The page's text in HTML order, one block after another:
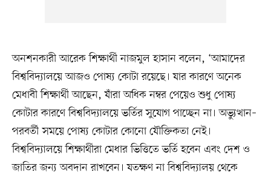
অনশনকারী আরেক শিক্ষার্থী নাজমুল হাসান বলেন, ‘আমাদের
বিশ্ববিদ্যালয়ে আজও পোষ্য কোটা রয়েছে। যার কারণে অনেক
মেধাবী শিক্ষার্থী আছেন, যাঁরা অধিক নম্বর পেয়েও শুধু পোষ্য
কোটার কারণে বিশ্ববিদ্যালয়ে ভর্তির সুযোগ পাচ্ছেন না। অভ্যুত্থান–
পরবর্তী সময়ে পোষ্য কোটার কোনো যৌক্তিকতা নেই।
বিশ্ববিদ্যালয়ে শিক্ষার্থীরা মেধার ভিত্তিতে ভর্তি হবেন এবং দেশ ও
জাতির জন্য অবদান রাখবেন। যতক্ষণ না বিশ্ববিদ্যালয় থেকে